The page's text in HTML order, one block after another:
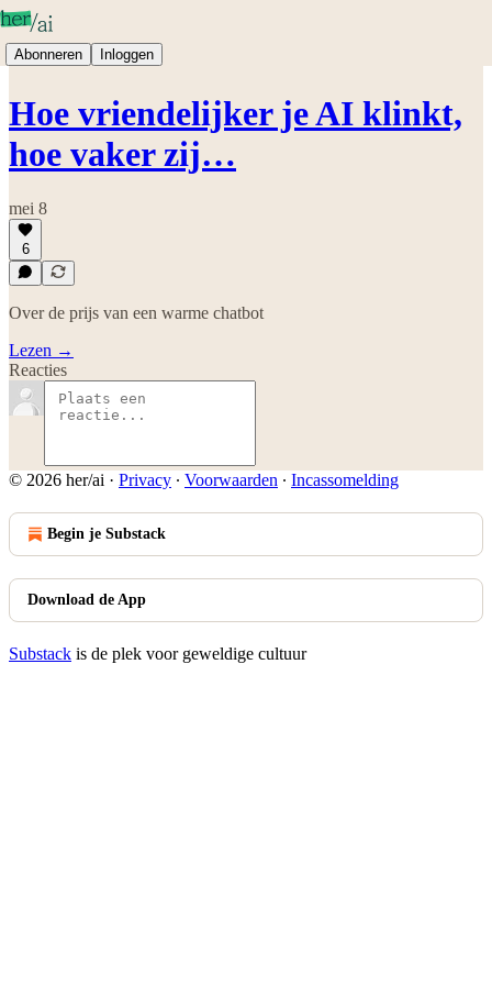
Abonneren Inloggen
Hoe vriendelijker je AI klinkt,
hoe vaker zij…
mei 8
6
Over de prijs van een warme chatbot
Lezen →
Reacties
© 2026 her/ai · Privacy ∙ Voorwaarden ∙ Incassomelding
Begin je Substack
Download de App
Substack is de plek voor geweldige cultuur